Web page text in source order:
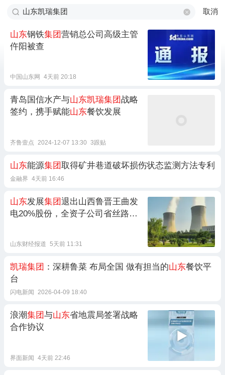
取消
山东钢铁集团营销总公司高级主管
仵阳被查
中国山东网 4天前 20:18
青岛国信水产与山东凯瑞集团战略
签约，携手赋能山东餐饮发展
齐鲁壹点 2024-12-07 13:30 3跟贴
山东能源集团取得矿井巷道破坏损伤状态监测方法专利
金融界 4天前 16:46
山东发展集团退出山西鲁晋王曲发
电20%股份，全资子公司省丝路投
山东财经报道 5天前 11:31
凯瑞集团 ：深耕鲁菜 布局全国 做有担当的山东餐饮平
台
闪电新闻 2026-04-09 18:40
浪潮集团与山东省地震局签署战略
合作协议
界面新闻 4天前 22:46